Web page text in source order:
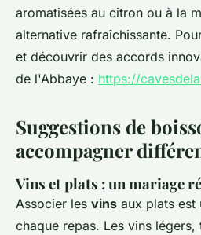
aromatisées au citron ou à la
alternative rafraîchissante.
et découvrir des accords
de l'Abbaye : https://
Suggestions de
accompagner
Vins et plats : un mariage
Associer les vins aux plats est
chaque repas. Les vins légers,